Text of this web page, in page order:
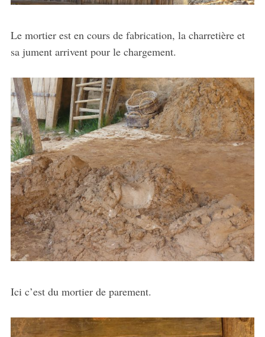
Le mortier est en cours de fabrication, la charretière et
sa jument arrivent pour le chargement.
Ici c’est du mortier de parement.